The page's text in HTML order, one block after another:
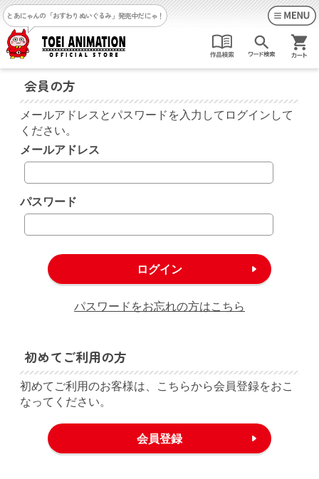
とあにゃんの「おすわりぬいぐるみ」発売中だにゃ！
会員の方
メールアドレスとパスワードを入力してログインして
ください。
メールアドレス
パスワード
パスワードをお忘れの方はこちら
初めてご利用の方
初めてご利用のお客様は、こちらから会員登録をおこ
なってください。